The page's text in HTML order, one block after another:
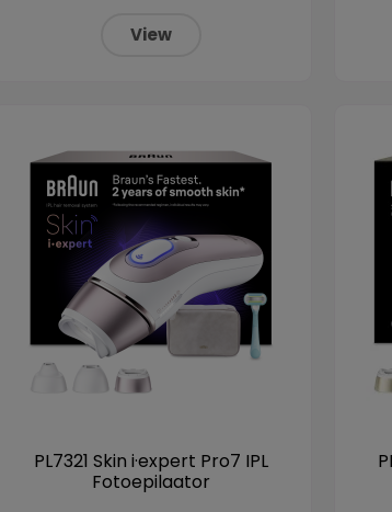
View
PL7321 Skin i·expert Pro7 IPL
Fotoepilaator